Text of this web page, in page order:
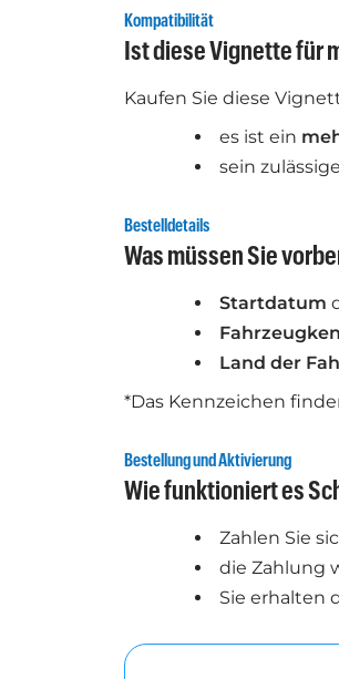
Kompatibilität
Ist diese Vignette für
Kaufen Sie diese
es ist ein
sein
Bestelldetails
Was müssen Sie
Startdatum
Land der
*Das Kennzeichen
Bestellung und Aktivierung
Wie funktioniert es
Zahlen Sie
die Zahlung
Sie erhalten